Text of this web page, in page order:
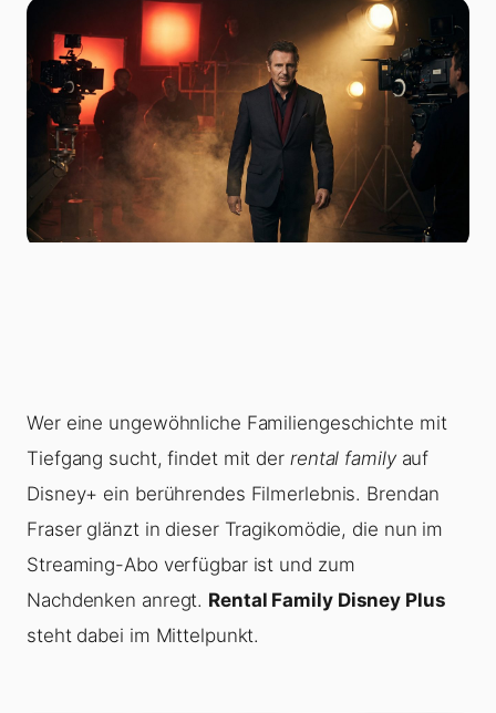
Wer eine ungewöhnliche Familiengeschichte mit
Tiefgang sucht, findet mit der rental familyauf
Disney+ ein berührendes Filmerlebnis. Brendan
Fraser glänzt in dieser Tragikomödie, die nun im
Streaming-Abo verfügbar ist und zum
Nachdenken anregt. Rental Family Disney Plus
steht dabei im Mittelpunkt.